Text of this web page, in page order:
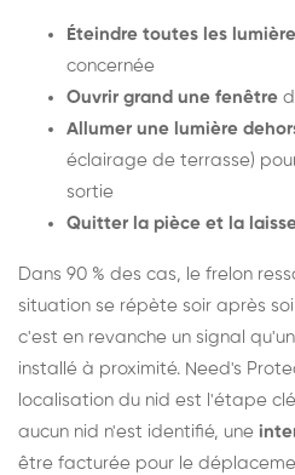
Éteindre toutes les
concernée
Ouvrir grand une fenêtre
Allumer une lumière
éclairage de terrasse)
sortie
Quitter la pièce et la
Dans 90 % des cas, le frelon
situation se répète soir après
c'est en revanche un signal
installé à proximité. Need's
localisation du nid est l'étape
aucun nid n'est identifié, une
être facturée pour le